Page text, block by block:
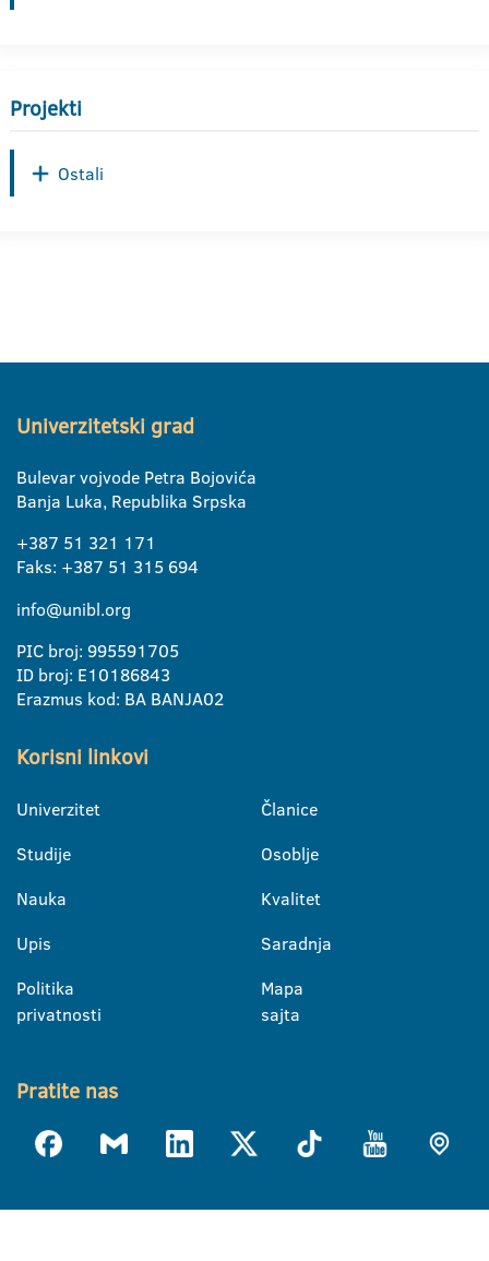
Projekti
Ostali
Univerzitetski grad
Bulevar vojvode Petra Bojovića
Banja Luka, Republika Srpska
+387 51 321 171
Faks: +387 51 315 694
info@unibl.org
PIC broj: 995591705
ID broj: E10186843
Erazmus kod: BA BANJA02
Korisni linkovi
Univerzitet
Studije
Nauka
Upis
Politika
privatnosti
Članice
Osoblje
Kvalitet
Saradnja
Mapa
sajta
Pratite nas